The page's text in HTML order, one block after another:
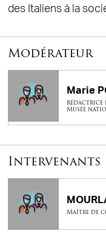
des Italiens à la
Modérateur
Marie
rédactrice
Musée
Intervenants
Maître de